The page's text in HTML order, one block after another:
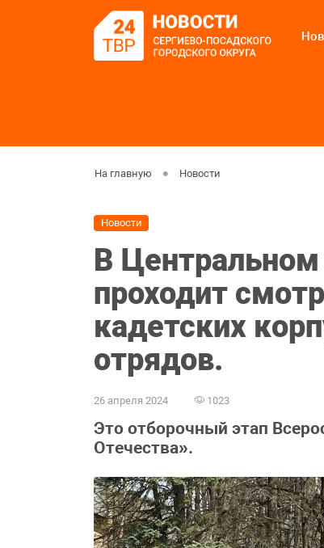
На главную Новости
Новости
В
проходит
кадетских
отрядов.
26 апреля 2024 1023
Это отборочный этап
Отечества».